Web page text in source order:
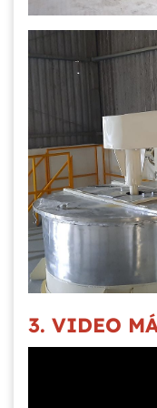
3. VIDEO
Gia